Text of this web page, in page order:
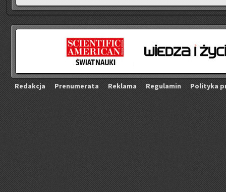
Re­dak­cja Pre­nu­me­ra­ta Re­kla­ma Re­gu­la­min Po­li­ty­ka